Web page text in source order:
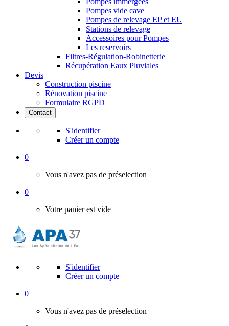
Pompes vide cave
Pompes de relevage EP et EU
Stations de relevage
Accessoires pour Pompes
Les reservoirs
Filtres-Régulation-Robinetterie
Récupération Eaux Pluviales
Devis
Construction piscine
Rénovation piscine
Formulaire RGPD
Contact
S'identifier
Créer un compte
0
Vous n'avez pas de préselection
0
Votre panier est vide
S'identifier
Créer un compte
0
Vous n'avez pas de préselection